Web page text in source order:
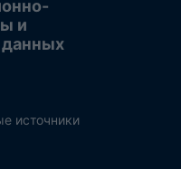
и
источники